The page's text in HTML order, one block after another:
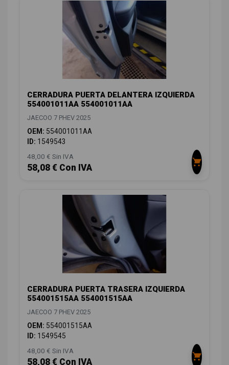
CERRADURA PUERTA DELANTERA IZQUIERDA
554001011AA 554001011AA
JAECOO 7 PHEV 2025
OEM: 554001011AA
ID: 1549543
48,00 € Sin IVA
58,08 € Con IVA
CERRADURA PUERTA TRASERA IZQUIERDA
554001515AA 554001515AA
JAECOO 7 PHEV 2025
OEM: 554001515AA
ID: 1549545
48,00 € Sin IVA
58,08 € Con IVA